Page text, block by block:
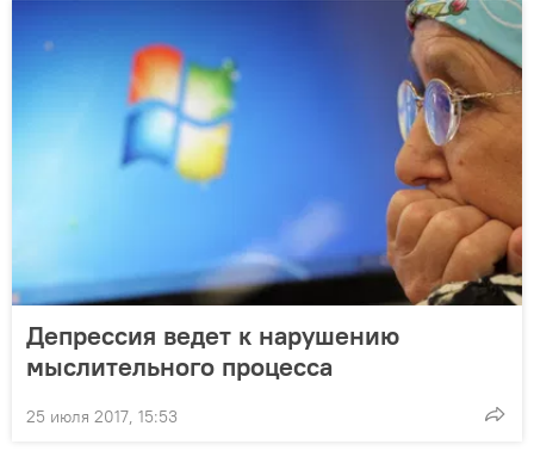
Депрессия ведет к нарушению
мыслительного процесса
25 июля 2017, 15:53